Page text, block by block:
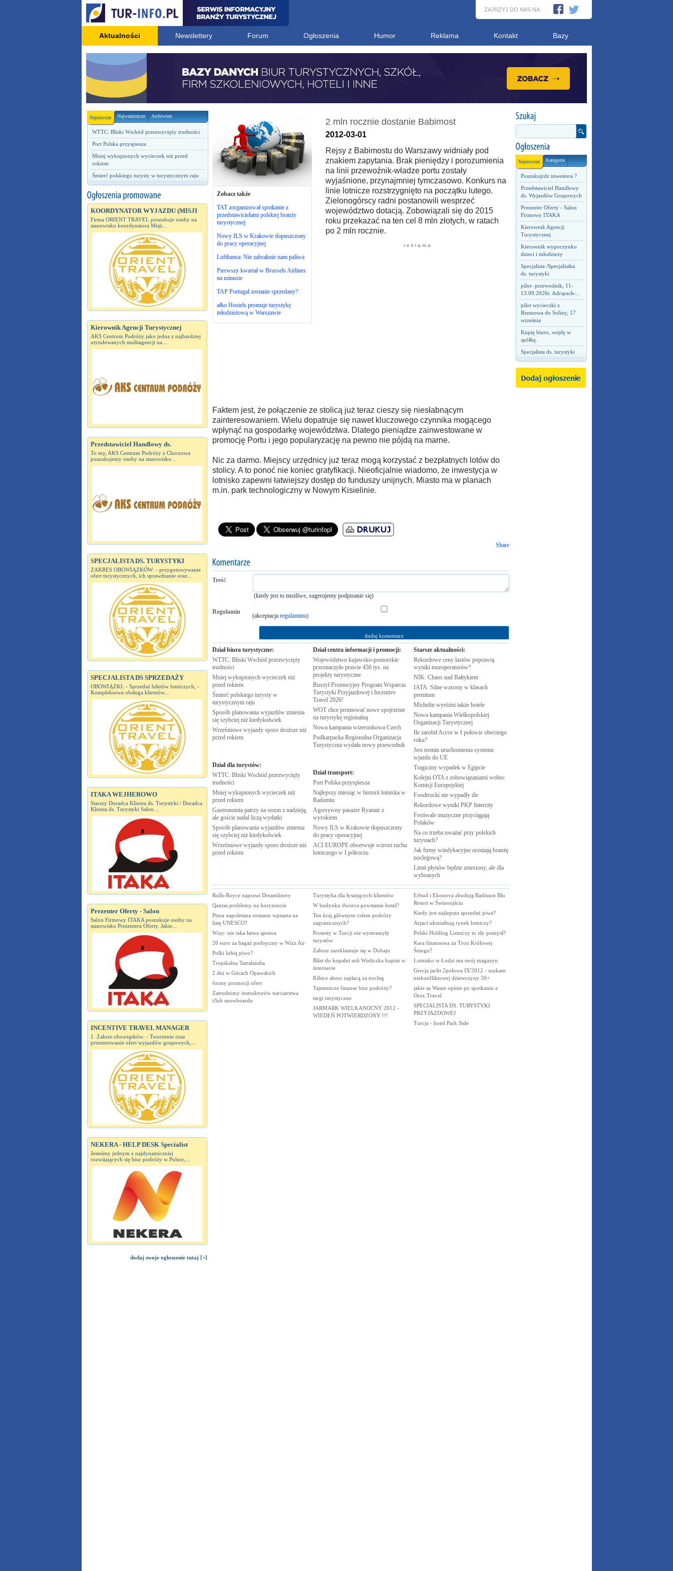
ZAJRZYJ DO NAS NA:
Aktualności Newslettery Forum Ogłoszenia Humor Reklama Kontakt Bazy
Najnowsze Najważniejsze Archiwum
WTTC: Bliski Wschód przezwycięży trudności
Port Polska przyspiesza
Mniej wykupionych wycieczek niż przed
rokiem
Śmierć polskiego turysty w turystycznym raju
KOORDYNATOR WYJAZDU (MISJI
Firma ORIENT TRAVEL poszukuje osoby na
stanowisko koordynatora Misji...
Kierownik Agencji Turystycznej
AKS Centrum Podróży jako jedna z najbardziej
utytułowanych multiagencji na...
Przedstawiciel Handlowy ds.
To my, AKS Centrum Podróży z Chorzowa
poszukujemy osoby na stanowisko...
SPECJALISTA DS. TURYSTYKI
ZAKRES OBOWIĄZKÓW: - przygotowywanie
ofert turystycznych, ich sprawdzanie oraz...
SPECJALISTA DS SPRZEDAŻY
OBOWIĄZKI: - Sprzedaż biletów lotniczych, -
Kompleksowa obsługa klientów...
ITAKA WEJHEROWO
Starszy Doradca Klienta ds. Turystyki / Doradca
Klienta ds. Turystyki Salon...
Prezenter Oferty - Salon
Salon Firmowy ITAKA poszukuje osoby na
stanowisko Prezentera Oferty. Jakie...
INCENTIVE TRAVEL MANAGER
1. Zakres obowiązków: - Tworzenie oraz
prezentowanie ofert wyjazdów grupowych,...
NEKERA - HELP DESK Specialist
Jesteśmy jednym z najdynamiczniej
rozwijających się biur podróży w Polsce,...
dodaj swoje ogłoszenie tutaj [+]
Najnowsze Kategorie
Poszukujrdz inwestora ?
Przedstawiciel Handlowy
ds. Wyjazdów Grupowych
Prezenter Oferty - Salon
Firmowy ITAKA
Kierownik Agencji
Turystycznej
Kierownik wypoczynku
dzieci i młodzieży
Specjalista /Specjalistka
ds. turystyki
pilot- przewodnik, 11-
13.09.2026r. Adrspach-...
pilot wycieczki z
Rzeszowa do Soliny, 17
września
Kupię biuro, wejdę w
spółkę.
Specjalista ds. turystyki
Zobacz także
TAT zorganizował spotkanie z
przedstawicielami polskiej branży
turystycznej
Nowy ILS w Krakowie dopuszczony
do pracy operacyjnej
Lufthansa: Nie zabraknie nam paliwa
Pierwszy kwartał w Brussels Airlines
na minusie
TAP Portugal zostanie sprzedany?
a&o Hostels promuje turystykę
młodzieżową w Warszawie
2 mln rocznie dostanie Babimost
2012-03-01
Rejsy z Babimostu do Warszawy widniały pod
znakiem zapytania. Brak pieniędzy i porozumienia
na linii przewoźnik-władze portu zostały
wyjaśnione, przynajmniej tymczasowo. Konkurs na
linie lotnicze rozstrzygnięto na początku lutego.
Zielonogórscy radni postanowili wesprzeć
województwo dotacją. Zobowiązali się do 2015
roku przekazać na ten cel 8 mln złotych, w ratach
po 2 mln rocznie.
r e k l a m a
Faktem jest, że połączenie ze stolicą już teraz cieszy się niesłabnącym
zainteresowaniem. Wielu dopatruje się nawet kluczowego czynnika mogącego
wpłynąć na gospodarkę województwa. Dlatego pieniądze zainwestowane w
promocję Portu i jego popularyzację na pewno nie pójdą na marne.
Nic za darmo. Miejscy urzędnicy już teraz mogą korzystać z bezpłatnych lotów do
stolicy. A to ponoć nie koniec gratyfikacji. Nieoficjalnie wiadomo, że inwestycja w
lotnisko zapewni łatwiejszy dostęp do funduszy unijnych. Miasto ma w planach
m.in. park technologiczny w Nowym Kisielinie.
Share
Treść
(kiedy jest to możliwe, sugerujemy podpisanie się)
Regulamin
(akceptacja regulaminu)
Dział biura turystyczne:
WTTC: Bliski Wschód przezwycięży
trudności
Mniej wykupionych wycieczek niż
przed rokiem
Śmierć polskiego turysty w
turystycznym raju
Sposób planowania wyjazdów zmienia
się szybciej niż kiedykolwiek
Wrześniowe wyjazdy sporo droższe niż
przed rokiem
Dział dla turystów:
WTTC: Bliski Wschód przezwycięży
trudności
Mniej wykupionych wycieczek niż
przed rokiem
Gastronomia patrzy na sezon z nadzieją,
ale goście nadal liczą wydatki
Sposób planowania wyjazdów zmienia
się szybciej niż kiedykolwiek
Wrześniowe wyjazdy sporo droższe niż
przed rokiem
Dział centra informacji i promocji:
Województwo kujawsko-pomorskie
przeznaczyło prawie 450 tys. na
projekty turystyczne
Ruszył Promocyjny Program Wsparcia
Turystyki Przyjazdowej i Incentive
Travel 2026!
WOT chce promować nowe spojrzenie
na turystykę regionalną
Nowa kampania wizerunkowa Czech
Podkarpacka Regionalna Organizacja
Turystyczna wydała nowy przewodnik
Dział transport:
Port Polska przyspiesza
Najlepszy miesiąc w historii lotniska w
Radomiu
Agresywny pasażer Ryanair z
wyrokiem
Nowy ILS w Krakowie dopuszczony
do pracy operacyjnej
ACI EUROPE obserwuje wzrost ruchu
lotniczego w I półroczu
Starsze aktualności:
Rekordowe ceny lastów poprawią
wyniki touroperatorów?
NIK: Chaos nad Bałtykiem
IATA: Silne wzrosty w klasach
premium
Michelin wyróżni także hotele
Nowa kampania Wielkopolskiej
Organizacji Turystycznej
Ile zarobił Accor w I połowie obecnego
roku?
Jest termin uruchomienia systemu
wjazdu do UE
Tragiczny wypadek w Egipcie
Kolejni OTA z zobowiązaniami wobec
Komisji Europejskiej
Foodtrucki nie wypadły źle
Rekordowe wyniki PKP Intercity
Festiwale muzyczne przyciągają
Polaków
Na co trzeba uważać przy polskich
turystach?
Jak firmy windykacyjne oceniają branżę
noclegową?
Limit płynów będzie zniesiony, ale dla
wybranych
Rolls-Royce naprawi Dreamlinery
Qantas problemy na horyzoncie
Pizza napoletana zostanie wpisana na
listę UNESCO?
Wizy: nie taka łatwa sprawa
20 euro za bagaż podręczny w Wizz Air
Polki lubią piwo?
Tropikalna Tatralandia
2 dni w Górach Opawskich
formy promocji ofert
Zatrudnimy instruktorów narciarstwa
i/lub snowboardu
Turystyka dla łysiejących klientów
W budynku dworca powstanie hotel?
Ten kraj głównym celem podróży
zagranicznych?
Protesty w Turcji nie wystraszyły
turystów
Zabrze zareklamuje się w Dubaju
Bilet do kopalni soli Wieliczka kupisz w
internecie
Kibice słono zapłacą za nocleg
Tajemnicze finanse biur podróży?
targi turystyczne
JARMARK WIELKANOCNY 2012 -
WIEDEŃ POTWIERDZONY !!!
Erbud i Ekonova zbudują Radisson Blu
Resort w Świnoujściu
Kiedy jest najlepsza sprzedaż piwa?
Azjaci ukształtują rynek lotniczy?
Polski Holding Lotniczy to zły pomysł?
Kara finansowa za Tron Królowej
Śniegu?
Lotnisko w Łodzi ma swój magazyn
Grecja jacht 2połowa IX'2012 - szukam
niekonfliktowej dziewczyny 50+
jakie sa Wasze opinie po spotkaniu z
Orex Travel
SPECJALISTA DS. TURYSTYKI
PRZYJAZDOWEJ
Turcja - hotel Park Side